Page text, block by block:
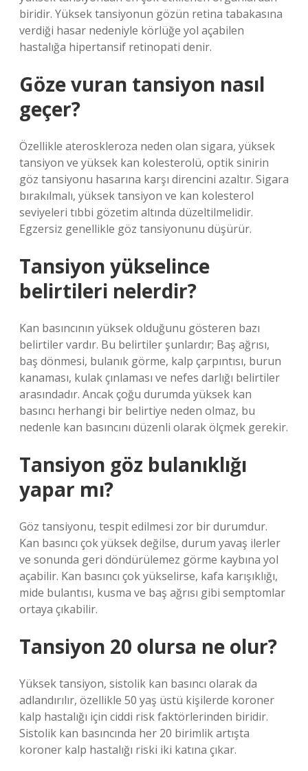
biridir. Yüksek tansiyonun gözün retina tabakasına
verdiği hasar nedeniyle körlüğe yol açabilen
hastalığa hipertansif retinopati denir.
Göze vuran tansiyon nasıl
geçer?
Özellikle ateroskleroza neden olan sigara, yüksek
tansiyon ve yüksek kan kolesterolü, optik sinirin
göz tansiyonu hasarına karşı direncini azaltır. Sigara
bırakılmalı, yüksek tansiyon ve kan kolesterol
seviyeleri tıbbi gözetim altında düzeltilmelidir.
Egzersiz genellikle göz tansiyonunu düşürür.
Tansiyon yükselince
belirtileri nelerdir?
Kan basıncının yüksek olduğunu gösteren bazı
belirtiler vardır. Bu belirtiler şunlardır; Baş ağrısı,
baş dönmesi, bulanık görme, kalp çarpıntısı, burun
kanaması, kulak çınlaması ve nefes darlığı belirtiler
arasındadır. Ancak çoğu durumda yüksek kan
basıncı herhangi bir belirtiye neden olmaz, bu
nedenle kan basıncını düzenli olarak ölçmek gerekir.
Tansiyon göz bulanıklığı
yapar mı?
Göz tansiyonu, tespit edilmesi zor bir durumdur.
Kan basıncı çok yüksek değilse, durum yavaş ilerler
ve sonunda geri döndürülemez görme kaybına yol
açabilir. Kan basıncı çok yükselirse, kafa karışıklığı,
mide bulantısı, kusma ve baş ağrısı gibi semptomlar
ortaya çıkabilir.
Tansiyon 20 olursa ne olur?
Yüksek tansiyon, sistolik kan basıncı olarak da
adlandırılır, özellikle 50 yaş üstü kişilerde koroner
kalp hastalığı için ciddi risk faktörlerinden biridir.
Sistolik kan basıncında her 20 birimlik artışta
koroner kalp hastalığı riski iki katına çıkar.